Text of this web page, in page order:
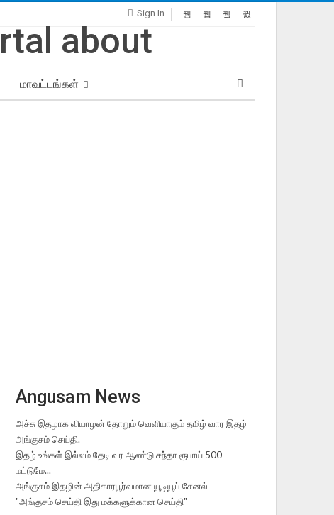
Sign In
மாவட்டங்கள்
Angusam News
அச்சு இதழாக வியாழன் தோறும் வெளியாகும் தமிழ் வார இதழ்
அங்குசம் செய்தி.
இதழ் உங்கள் இல்லம் தேடி வர ஆண்டு சந்தா ரூபாய் 500
மட்டுமே...
அங்குசம் இதழின் அதிகாரபூர்வமான யூடியூப் சேனல்
"அங்குசம் செய்தி இது மக்களுக்கான செய்தி"